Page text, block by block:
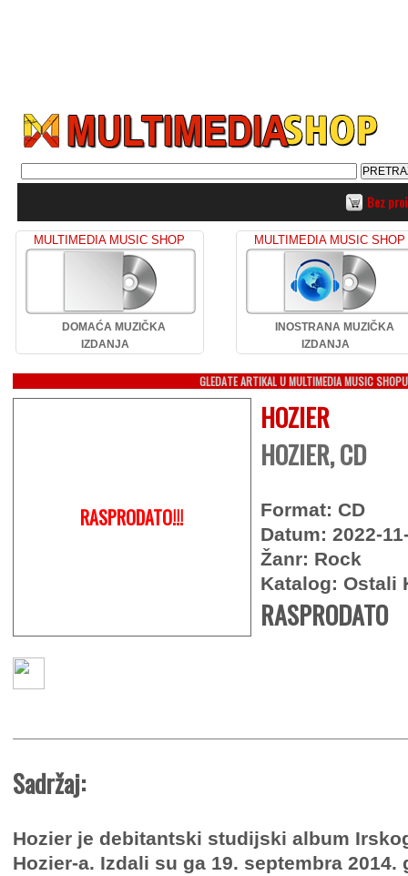
Bez
MULTIMEDIA MUSIC SHOP
DOMAĆA MUZIČKA
IZDANJA
MULTIMEDIA MUSIC SHOP
INOSTRANA MUZIČKA
IZDANJA
GLEDATE ARTIKAL U MULTIMEDIA MUSIC SHOPU
RASPRODATO!!!
HOZIER
HOZIER, CD
Format: CD
Datum: 2022-
Žanr: Rock
Katalog: Ostali
RASPRODATO
Sadržaj:
Hozier je debitantski studijski album
Hozier-a. Izdali su ga 19. septembra 2014.